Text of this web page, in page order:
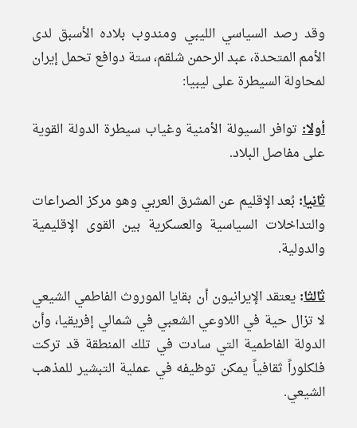
وقد رصد السياسي الليبي ومندوب بلاده الأسبق لدى
الأمم المتحدة، عبد الرحمن شلقم، ستة دوافع تحمل إيران
لمحاولة السيطرة على ليبيا:
أولا: توافر السيولة الأمنية وغياب سيطرة الدولة القوية
على مفاصل البلاد.
ثانيا: بُعد الإقليم عن المشرق العربي وهو مركز الصراعات
والتداخلات السياسية والعسكرية بين القوى الإقليمية
والدولية.
ثالثا: يعتقد الإيرانيون أن بقايا الموروث الفاطمي الشيعي
لا تزال حية في اللاوعي الشعبي في شمالي إفريقيا، وأن
الدولة الفاطمية التي سادت في تلك المنطقة قد تركت
فلكلوراً ثقافياً يمكن توظيفه في عملية التبشير للمذهب
الشيعي.